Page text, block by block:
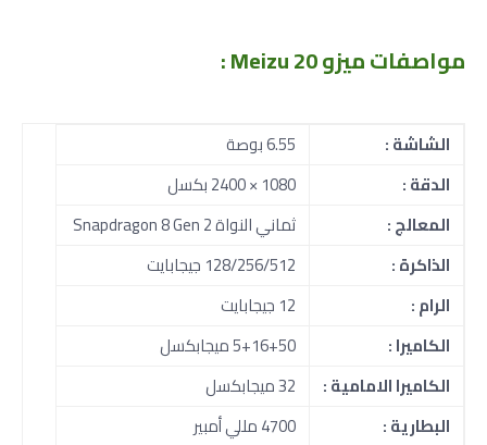
مواصفاتميزو Meizu 20 :
الشاشة :
6.55 بوصة
الدقة :
1080 × 2400 بكسل
المعالج :
ثماني النواة Snapdragon 8 Gen 2
الذاكرة :
128/256/512 جيجابايت
الرام :
12 جيجابايت
الكاميرا :
5+16+50 ميجابكسل
الكاميرا الامامية :
32 ميجابكسل
البطارية :
4700 مللي أمبير